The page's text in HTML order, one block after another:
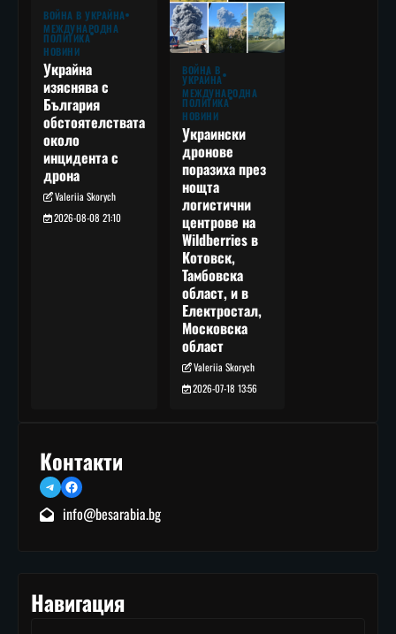
ВОЙНА В УКРАЙНА
МЕЖДУНАРОДНА
ПОЛИТИКА
НОВИНИ
Украйна
изяснява с
България
обстоятелствата
около
инцидента с
дрона
Valeriia Skorych
2026-08-08 21:10
ВОЙНА В
УКРАЙНА
МЕЖДУНАРОДНА
ПОЛИТИКА
НОВИНИ
Украински
дронове
поразиха през
нощта
логистични
центрове на
Wildberries в
Котовск,
Тамбовска
област, и в
Електростал,
Московска
област
Valeriia Skorych
2026-07-18 13:56
Контакти
TelegramFacebook
info@besarabia.bg
Навигация